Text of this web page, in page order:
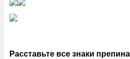
Расставьте все знаки